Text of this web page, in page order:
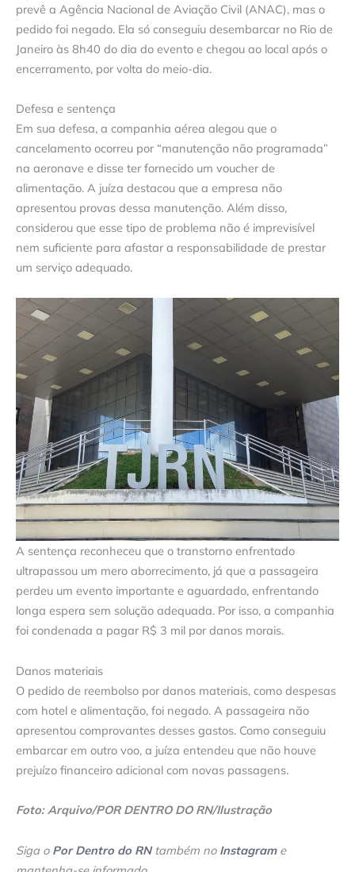
prevê a Agência Nacional de Aviação Civil (ANAC), mas o
pedido foi negado. Ela só conseguiu desembarcar no Rio de
Janeiro às 8h40 do dia do evento e chegou ao local após o
encerramento, por volta do meio-dia.
Defesa e sentença
Em sua defesa, a companhia aérea alegou que o
cancelamento ocorreu por “manutenção não programada”
na aeronave e disse ter fornecido um voucher de
alimentação. A juíza destacou que a empresa não
apresentou provas dessa manutenção. Além disso,
considerou que esse tipo de problema não é imprevisível
nem suficiente para afastar a responsabilidade de prestar
um serviço adequado.
A sentença reconheceu que o transtorno enfrentado
ultrapassou um mero aborrecimento, já que a passageira
perdeu um evento importante e aguardado, enfrentando
longa espera sem solução adequada. Por isso, a companhia
foi condenada a pagar R$ 3 mil por danos morais.
Danos materiais
O pedido de reembolso por danos materiais, como despesas
com hotel e alimentação, foi negado. A passageira não
apresentou comprovantes desses gastos. Como conseguiu
embarcar em outro voo, a juíza entendeu que não houve
prejuízo financeiro adicional com novas passagens.
Foto: Arquivo/POR DENTRO DO RN/Ilustração
Siga o Por Dentro do RNtambém no Instagrame